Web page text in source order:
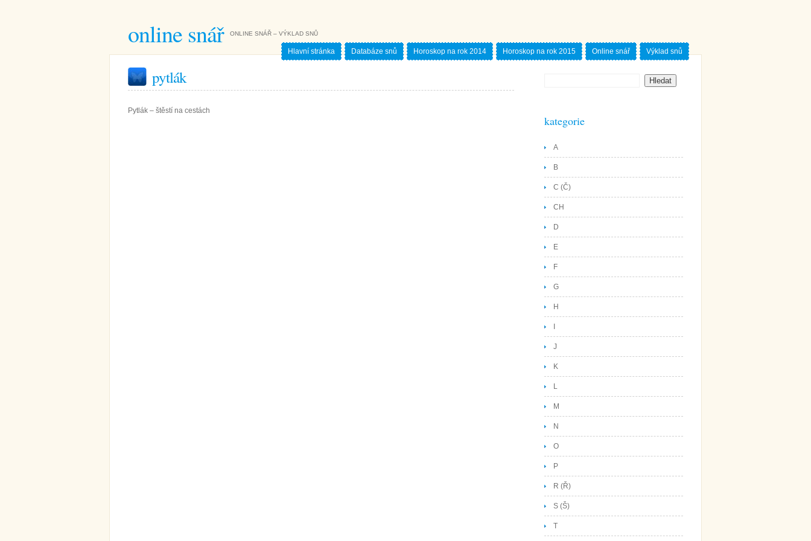
online snář ONLINE SNÁŘ – VÝKLAD SNŮ
Hlavní stránka Databáze snů Horoskop na rok 2014 Horoskop na rok 2015 Online snář Výklad snů
pytlák
Pytlák – štěstí na cestách
kategorie
A
B
C (Č)
CH
D
E
F
G
H
J
K
L
M
N
O
P
R (Ř)
S (Š)
T